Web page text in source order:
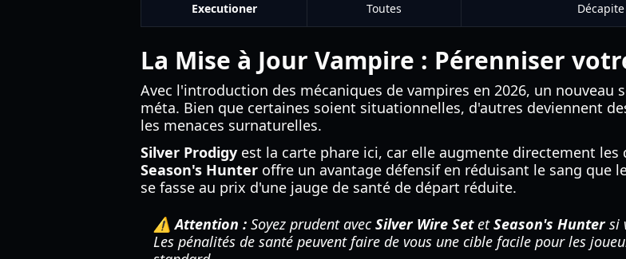
Executioner Toutes
La Mise à Jour Vampire : Pérenniser
Avec l'introduction des mécaniques de vampires en 2026, un nouveau
méta. Bien que certaines soient situationnelles, d'autres deviennent
les menaces surnaturelles.
Silver Prodigy est la carte phare ici, car elle augmente directement
Season's Hunter offre un avantage défensif en réduisant le sang que
se fasse au prix d'une jauge de santé de départ réduite.
⚠️ Attention : Soyez prudent avecSilver Wire SetetSeason's Huntersi
Les pénalités de santé peuvent faire de vous une cible facile pour les